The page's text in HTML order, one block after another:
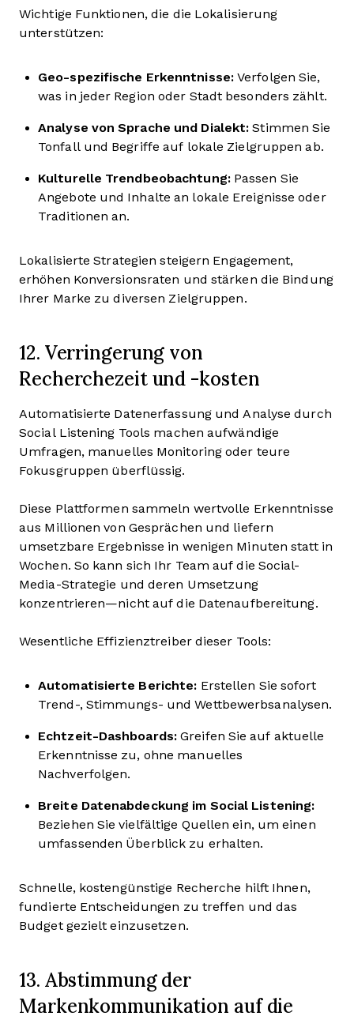
Wichtige Funktionen, die die Lokalisierung
unterstützen:
Geo-spezifische Erkenntnisse:Verfolgen Sie,
was in jeder Region oder Stadt besonders zählt.
Analyse von Sprache und Dialekt: Stimmen Sie
Tonfall und Begriffe auf lokale Zielgruppen ab.
Kulturelle Trendbeobachtung:Passen Sie
Angebote und Inhalte an lokale Ereignisse oder
Traditionen an.
Lokalisierte Strategien steigern Engagement,
erhöhen Konversionsraten und stärken die Bindung
Ihrer Marke zu diversen Zielgruppen.
12. Verringerung von
Recherchezeit und -kosten
Automatisierte Datenerfassung und Analyse durch
Social Listening Tools machen aufwändige
Umfragen, manuelles Monitoring oder teure
Fokusgruppen überflüssig.
Diese Plattformen sammeln wertvolle Erkenntnisse
aus Millionen von Gesprächen und liefern
umsetzbare Ergebnisse in wenigen Minuten statt in
Wochen. So kann sich Ihr Team auf die Social-
Media-Strategie und deren Umsetzung
konzentrieren—nicht auf die Datenaufbereitung.
Wesentliche Effizienztreiber dieser Tools:
Automatisierte Berichte: Erstellen Sie sofort
Trend-, Stimmungs- und Wettbewerbsanalysen.
Echtzeit-Dashboards: Greifen Sie auf aktuelle
Erkenntnisse zu, ohne manuelles
Nachverfolgen.
Breite Datenabdeckung im Social Listening:
Beziehen Sie vielfältige Quellen ein, um einen
umfassenden Überblick zu erhalten.
Schnelle, kostengünstige Recherche hilft Ihnen,
fundierte Entscheidungen zu treffen und das
Budget gezielt einzusetzen.
13. Abstimmung der
Markenkommunikation auf die